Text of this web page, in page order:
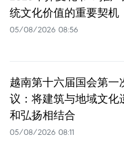
统文化价值的重要契机
05/08/2026 08:56
越南第十六届国会第一
议：将建筑与地域文化
和弘扬相结合
05/08/2026 08:11